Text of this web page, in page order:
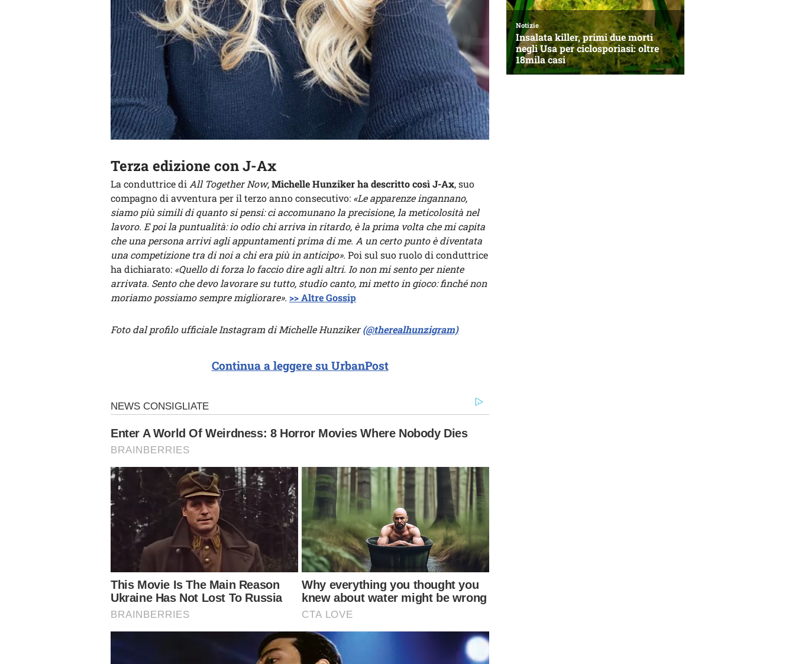
Terza edizione con J-Ax
La conduttrice di All Together Now,Michelle Hunziker ha descritto così J-Ax, suo
compagno di avventura per il terzo anno consecutivo: «Le apparenze ingannano,
siamo più simili di quanto si pensi: ci accomunano la precisione, la meticolosità nel
lavoro. E poi la puntualità: io odio chi arriva in ritardo, è la prima volta che mi capita
che una persona arrivi agli appuntamenti prima di me. A un certo punto è diventata
una competizione tra di noi a chi era più in anticipo». Poi sul suo ruolo di conduttrice
ha dichiarato: «Quello di forza lo faccio dire agli altri. Io non mi sento per niente
arrivata. Sento che devo lavorare su tutto, studio canto, mi metto in gioco: finché non
moriamo possiamo sempre migliorare». >> Altre Gossip
Foto dal profilo ufficiale Instagram di Michelle Hunziker(@therealhunzigram)
Continua a leggere su UrbanPost